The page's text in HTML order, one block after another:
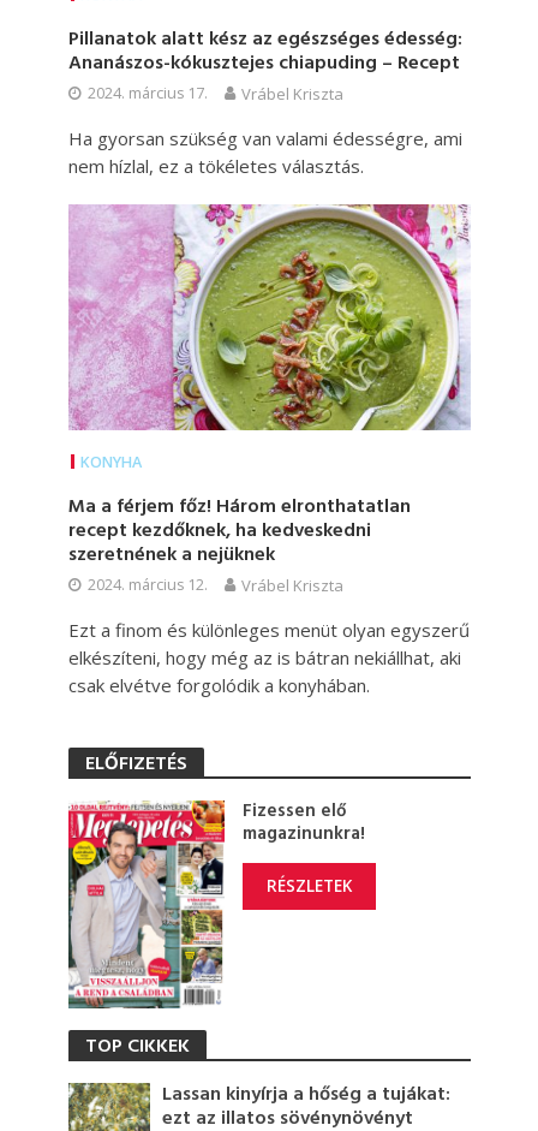
Pillanatok alatt kész az egészséges édesség:
Ananászos-kókusztejes chiapuding – Recept
2024. március 17. Vrábel Kriszta
Ha gyorsan szükség van valami édességre, ami
nem hízlal, ez a tökéletes választás.
KONYHA
Ma a férjem főz! Három elronthatatlan
recept kezdőknek, ha kedveskedni
szeretnének a nejüknek
2024. március 12. Vrábel Kriszta
Ezt a finom és különleges menüt olyan egyszerű
elkészíteni, hogy még az is bátran nekiállhat, aki
csak elvétve forgolódik a konyhában.
ELŐFIZETÉS
Fizessen elő
magazinunkra!
RÉSZLETEK
TOP CIKKEK
Lassan kinyírja a hőség a tujákat:
ezt az illatos sövénynövényt